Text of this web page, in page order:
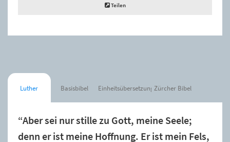
Teilen
Luther Basisbibel Einheitsübersetzung Zürcher Bibel
“Aber sei nur stille zu Gott, meine Seele;
denn er ist meine Hoffnung. Er ist mein Fels,